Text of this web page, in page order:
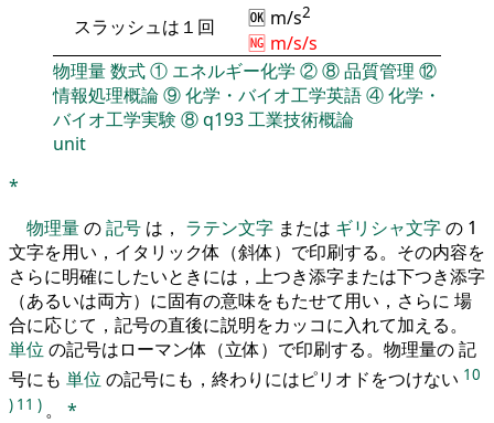
スラッシュは１回
🆗 m/s2
🆖 m/s/s
物理量数式① エネルギー化学 ②⑧品質管理 ⑫
情報処理概論⑨化学・バイオ工学英語④化学・
バイオ工学実験 ⑧q193工業技術概論
unit
*
物理量の記号 は， ラテン文字 または ギリシャ文字の 1
文字を用い，イタリック体（斜体）で印刷する。その内容を
さらに明確にしたいときには，上つき添字または下つき添字
（あるいは両方）に固有の意味をもたせて用い，さらに 場
合に応じて，記号の直後に説明をカッコに入れて加える。
単位 の記号はローマン体（立体）で印刷する。物理量の 記
号にも 単位の記号にも，終わりにはピリオドをつけない 10
) 11 ) 。 *